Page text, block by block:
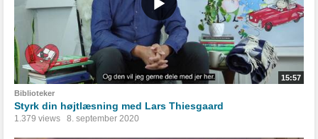
15:57
Biblioteker
Styrk din højtlæsning med Lars Thiesgaard
1.379 views 8. september 2020